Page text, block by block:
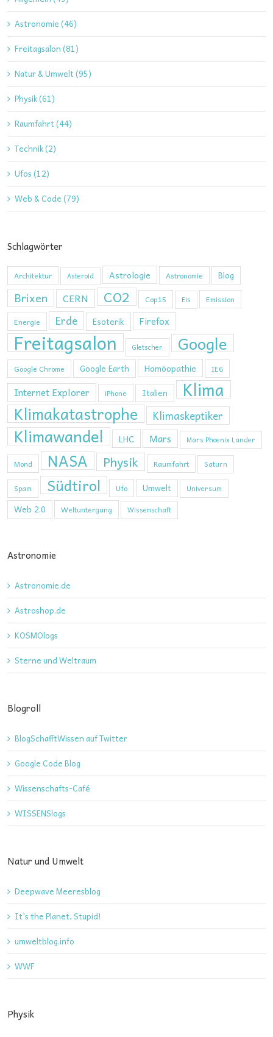
Astronomie (46)
Freitagsalon (81)
Natur & Umwelt (95)
Physik (61)
Raumfahrt (44)
Technik (2)
Ufos (12)
Web & Code (79)
Schlagwörter
Architektur Asteroid Astrologie Astronomie Blog
Brixen CERN CO2 Cop15 Eis
Emission
Energie
Erde Esoterik Firefox
Freitagsalon Gletscher Google
Google Chrome Google Earth Homöopathie IE6
Internet Explorer iPhone Italien Klima
Klimakatastrophe Klimaskeptiker
Klimawandel LHC Mars Mars Phoenix Lander
Mond NASA Physik Raumfahrt Saturn
Spam Südtirol Ufo Umwelt Universum
Web 2.0 Weltuntergang Wissenschaft
Astronomie
Astronomie.de
Astroshop.de
KOSMOlogs
Sterne und Weltraum
Blogroll
BlogSchafftWissen auf Twitter
Google Code Blog
Wissenschafts-Café
WISSENSlogs
Natur und Umwelt
Deepwave Meeresblog
It's the Planet, Stupid!
umweltblog.info
WWF
Physik